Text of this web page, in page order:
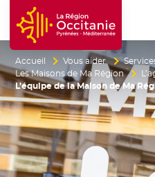
Accueil Région
Accueil Vous aider
Les Maisons de Ma Région
L’équipe de la Maison de Ma